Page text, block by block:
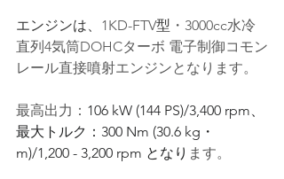
エンジンは、 1KD-FTV型 ・3000cc水冷
直列4気筒DOHCターボ 電子制御コモン
レール直接噴射エンジンとなります。
最高出力： 106 kW (144 PS)/3,400 rpm、
最大トルク： 300 Nm (30.6 kg・
m)/1,200 - 3,200 rpm となり ます。